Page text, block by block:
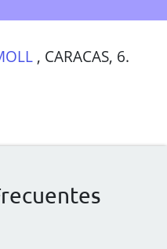
, CARACAS, 6.